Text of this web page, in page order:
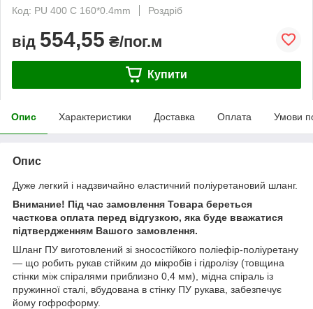
Код: PU 400 C 160*0.4mm
Роздріб
від 554,55 ₴/пог.м
Купити
Опис Характеристики Доставка Оплата Умови
Опис
Дуже легкий і надзвичайно еластичний поліуретановий шланг.
Внимание! Під час замовлення Товара береться
часткова оплата перед відгузкою, яка буде вважатися
підтвердженням Вашого замовлення.
Шланг ПУ виготовлений зі зносостійкого поліефір-поліуретану
— що робить рукав стійким до мікробів і гідролізу (товщина
стінки між спіралями приблизно 0,4 мм), мідна спіраль із
пружинної сталі, вбудована в стінку ПУ рукава, забезпечує
йому гофроформу.